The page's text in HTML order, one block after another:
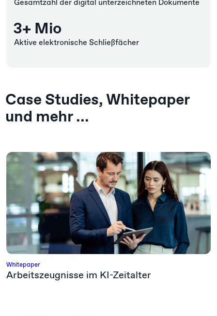
Gesamtzahl der digital unterzeichneten Dokumente​
3+ Mio
Aktive elektronische Schließfächer​
Case Studies, Whitepaper
und mehr ...
Whitepaper
Arbeitszeugnisse im KI-Zeitalter